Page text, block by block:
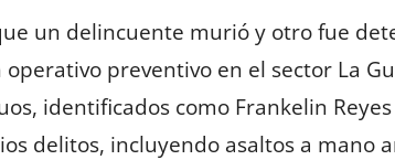
un delincuente murió y otro fue
preventivo en el sector La
identificados como Frankelin Reyes
delitos, incluyendo asaltos a mano